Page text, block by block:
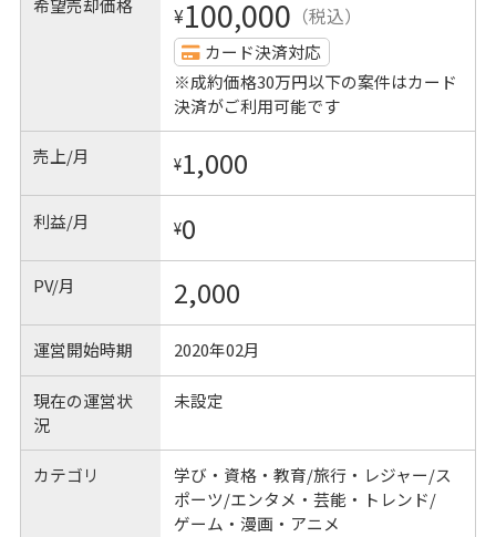
希望売却価格 ¥100,000 （税込）
カード決済対応
※成約価格30万円以下の案件はカード
決済がご利用可能です
売上/月 ¥1,000
利益/月 ¥0
PV/月 2,000
運営開始時期 2020年02月
現在の運営状
況
未設定
カテゴリ
学び・資格・教育/旅行・レジャー/ス
ポーツ/エンタメ・芸能・トレンド/
ゲーム・漫画・アニメ